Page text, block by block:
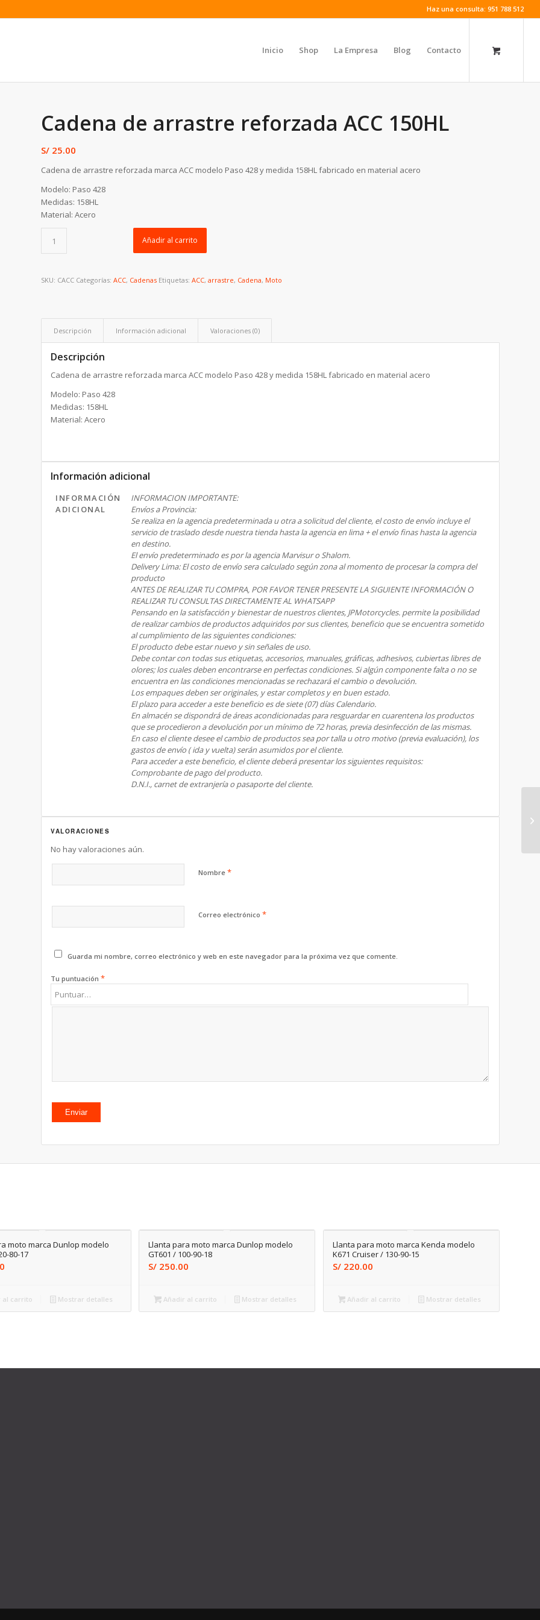
Haz una consulta: 951 788 512
Inicio Shop La Empresa Blog Contacto
Cadena de arrastre reforzada ACC 150HL
S/ 25.00
Cadena de arrastre reforzada marca ACC modelo Paso 428 y medida 158HL fabricado en material acero
Modelo: Paso 428
Medidas: 158HL
Material: Acero
Añadir al carrito
SKU: CACC Categorías:ACC, Cadenas Etiquetas:ACC,arrastre, Cadena, Moto
Descripción Información adicional Valoraciones (0)
Descripción
Cadena de arrastre reforzada marca ACC modelo Paso 428 y medida 158HL fabricado en material acero
Modelo: Paso 428
Medidas: 158HL
Material: Acero
Información adicional
INFORMACIÓN
ADICIONAL
INFORMACION IMPORTANTE:
Envíos a Provincia:
Se realiza en la agencia predeterminada u otra a solicitud del cliente, el costo de envío incluye el
servicio de traslado desde nuestra tienda hasta la agencia en lima + el envío finas hasta la agencia
en destino.
El envío predeterminado es por la agencia Marvisur o Shalom.
Delivery Lima: El costo de envío sera calculado según zona al momento de procesar la compra del
producto
ANTES DE REALIZAR TU COMPRA, POR FAVOR TENER PRESENTE LA SIGUIENTE INFORMACIÓN O
REALIZAR TU CONSULTAS DIRECTAMENTE AL WHATSAPP
Pensando en la satisfacción y bienestar de nuestros clientes, JPMotorcycles. permite la posibilidad
de realizar cambios de productos adquiridos por sus clientes, beneficio que se encuentra sometido
al cumplimiento de las siguientes condiciones:
El producto debe estar nuevo y sin señales de uso.
Debe contar con todas sus etiquetas, accesorios, manuales, gráficas, adhesivos, cubiertas libres de
olores; los cuales deben encontrarse en perfectas condiciones. Si algún componente falta o no se
encuentra en las condiciones mencionadas se rechazará el cambio o devolución.
Los empaques deben ser originales, y estar completos y en buen estado.
El plazo para acceder a este beneficio es de siete (07) días Calendario.
En almacén se dispondrá de áreas acondicionadas para resguardar en cuarentena los productos
que se procedieron a devolución por un mínimo de 72 horas, previa desinfección de las mismas.
En caso el cliente desee el cambio de productos sea por talla u otro motivo (previa evaluación), los
gastos de envío ( ida y vuelta) serán asumidos por el cliente.
Para acceder a este beneficio, el cliente deberá presentar los siguientes requisitos:
Comprobante de pago del producto.
D.N.I., carnet de extranjería o pasaporte del cliente.
VALORACIONES
No hay valoraciones aún.
Nombre*
Correo electrónico*
Guarda mi nombre, correo electrónico y web en este navegador para la próxima vez que comente.
Tu puntuación*
moto marca Dunlop modelo
80-17
al carrito Mostrar detalles
Llanta para moto marca Dunlop modelo
GT601 / 100-90-18
S/ 250.00
Añadir al carrito Mostrar detalles
Llanta para moto marca Kenda modelo
K671 Cruiser / 130-90-15
S/220.00
Añadir al carrito Mostrar detalles